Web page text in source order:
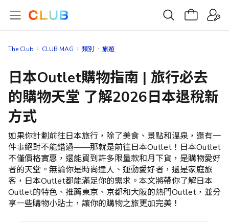
The Club CLUB MAG 類別 旅遊
日本Outlet購物指南 | 旅行必去
的購物天堂 了解2026日本退稅新
方式
如果你計劃前往日本旅行，除了美食、景點和溫泉，還有一
件事絕對不能錯過——那就是前往日本Outlet！日本Outlet
不僅價格實惠，還能買到許多限量款和月下貨，是購物愛好
者的天堂。無論你是時尚達人、運動愛好者，還是家庭旅
客，日本Outlet都能滿足你的需求。本文將帶你了解日本
Outlet的特色、推薦東京、京都和大阪的熱門Outlet，並分
享一些購物小貼士，讓你的購物之旅更加完美！